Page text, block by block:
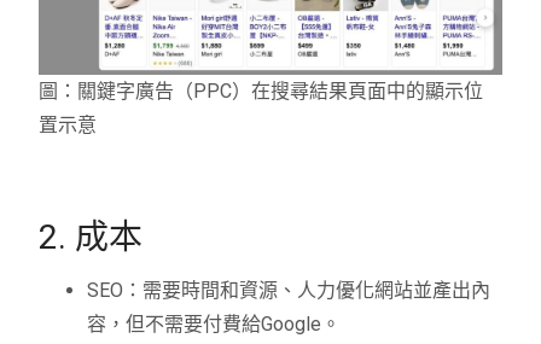
圖：關鍵字廣告（PPC）在搜尋結果頁面中的顯示位
置示意
2. 成本
SEO：需要時間和資源、人力優化網站並產出內
容，但不需要付費給Google。